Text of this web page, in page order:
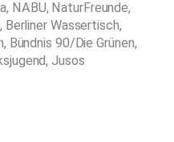
NABU, NaturFreunde,
Berliner Wassertisch,
Bündnis 90/Die Grünen,
Jusos